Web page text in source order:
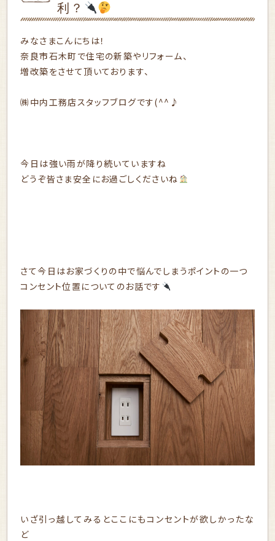
利？
みなさまこんにちは！
奈良市石木町で住宅の新築やリフォーム、
増改築をさせて頂いております、
㈱中内工務店スタッフブログです(^^♪
今日は強い雨が降り続いていますね
どうぞ皆さま安全にお過ごしくださいね
さて今日はお家づくりの中で悩んでしまうポイントの一つ
コンセント位置についてのお話です
いざ引っ越してみるとここにもコンセントが欲しかったな
ど